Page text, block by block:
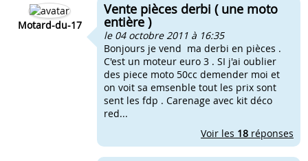
Motard-du-17
Vente pièces derbi ( une moto
entière )
le 04 octobre 2011 à 16:35
Bonjours je vend ma derbi en pièces .
C'est un moteur euro 3 . SI j'ai oublier
des piece moto 50cc demender moi et
on voit sa emsenble tout les prix sont
sent les fdp . Carenage avec kit déco
red...
Voir les 18 réponses